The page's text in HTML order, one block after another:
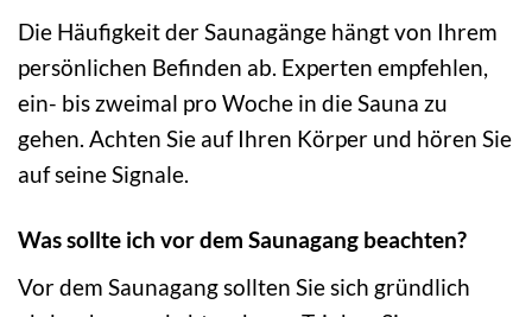
Die Häufigkeit der Saunagänge hängt von Ihrem
persönlichen Befinden ab. Experten empfehlen,
ein- bis zweimal pro Woche in die Sauna zu
gehen. Achten Sie auf Ihren Körper und hören Sie
auf seine Signale.
Was sollte ich vor dem Saunagang beachten?
Vor dem Saunagang sollten Sie sich gründlich